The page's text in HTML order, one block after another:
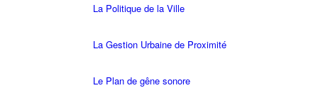
La Politique de la Ville
La Gestion Urbaine de Proximité
Le Plan de gêne sonore